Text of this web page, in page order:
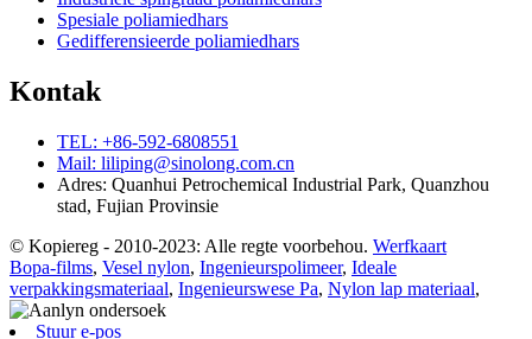
Spesiale poliamiedhars
Gedifferensieerde poliamiedhars
Kontak
TEL: +86-592-6808551
Mail: liliping@sinolong.com.cn
Adres: Quanhui Petrochemical Industrial Park, Quanzhou
stad, Fujian Provinsie
© Kopiereg - 2010-2023: Alle regte voorbehou. Werfkaart
Bopa-films, Vesel nylon, Ingenieurspolimeer, Ideale
verpakkingsmateriaal, Ingenieurswese Pa, Nylon lap materiaal,
Stuur e-pos